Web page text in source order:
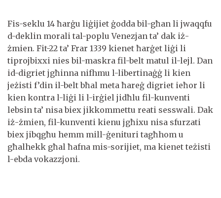
Fis-seklu 14 ħarġu liġijiet ġodda bil-għan li jwaqqfu
d-deklin morali tal-poplu Venezjan ta’ dak iż-
żmien. Fit-22 ta’ Frar 1339 kienet ħarġet liġi li
tiprojbixxi nies bil-maskra fil-belt matul il-lejl. Dan
id-digriet jgħinna nifhmu l-libertinaġġ li kien
jeżisti f’din il-belt bħal meta ħareġ digriet ieħor li
kien kontra l-liġi li l-irġiel jidħlu fil-kunventi
lebsin ta’ nisa biex jikkommettu reati sesswali. Dak
iż-żmien, fil-kunventi kienu jgħixu nisa sfurzati
biex jibqgħu hemm mill-ġenituri tagħhom u
għalhekk għal ħafna mis-sorijiet, ma kienet teżisti
l-ebda vokazzjoni.